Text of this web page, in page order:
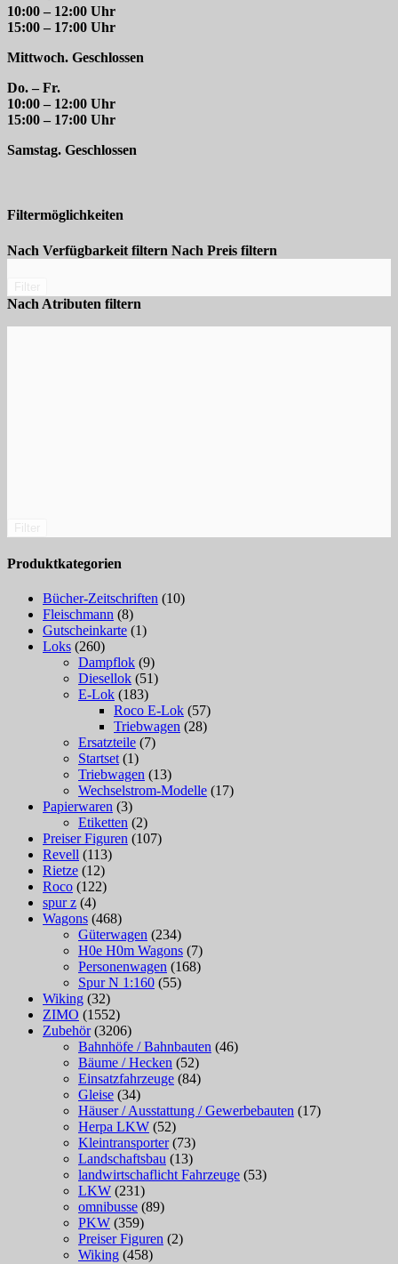
10:00 – 12:00 Uhr
15:00 – 17:00 Uhr
Mittwoch. Geschlossen
Do. – Fr.
10:00 – 12:00 Uhr
15:00 – 17:00 Uhr
Samstag. Geschlossen
Filtermöglichkeiten
Nach Verfügbarkeit filtern Nach Preis filtern
Nach Atributen filtern
Produktkategorien
Bücher-Zeitschriften (10)
Fleischmann (8)
Gutscheinkarte (1)
Loks (260)
Dampflok (9)
Diesellok (51)
E-Lok (183)
Roco E-Lok (57)
Triebwagen (28)
Ersatzteile (7)
Startset (1)
Triebwagen (13)
Wechselstrom-Modelle (17)
Papierwaren (3)
Etiketten (2)
Preiser Figuren (107)
Revell (113)
Rietze (12)
Roco (122)
spur z (4)
Wagons (468)
Güterwagen (234)
H0e H0m Wagons (7)
Personenwagen (168)
Spur N 1:160 (55)
Wiking (32)
ZIMO (1552)
Zubehör (3206)
Bahnhöfe / Bahnbauten (46)
Bäume / Hecken (52)
Einsatzfahrzeuge (84)
Gleise (34)
Häuser / Ausstattung / Gewerbebauten (17)
Herpa LKW (52)
Kleintransporter (73)
Landschaftsbau (13)
landwirtschaflicht Fahrzeuge (53)
LKW (231)
omnibusse (89)
PKW (359)
Preiser Figuren (2)
Wiking (458)